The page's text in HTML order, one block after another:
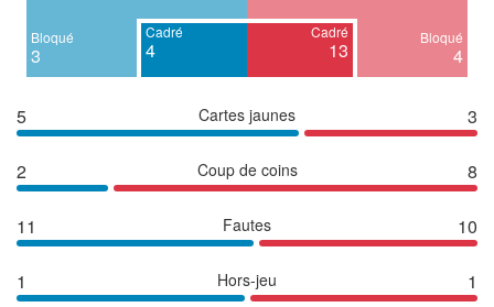
Bloqué
3
Cadré
4
Cadré
13
Bloqué
4
5 Cartes jaunes 3
2 Coup de coins 8
11 Fautes 10
1 Hors-jeu 1